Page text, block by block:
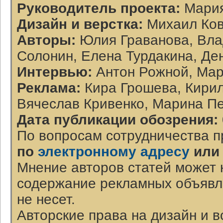
Руководитель проекта:
Дизайн и верстка: Михаил
Авторы: Юлия Граванова,
Солонин, Елена Турдакина,
Интервью: Антон Рожной,
Реклама: Кира Грошева,
Вячеслав Кривенко, Марина
Дата публикации обозрения:
По вопросам сотрудничества
по электронному адресу
Мнение авторов статей может
содержание рекламных
не несет.
Авторские права на дизайн и